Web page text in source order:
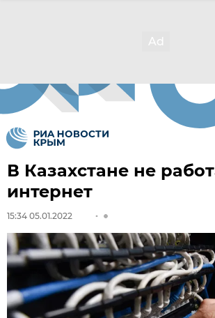
В Казахстане не
интернет
15:34 05.01.2022